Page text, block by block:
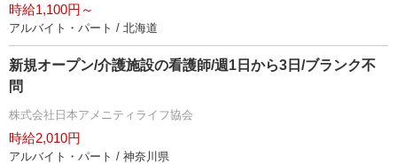
時給1,100円～
アルバイト・パート / 北海道
新規オープン/介護施設の看護師/週1日から3日/ブランク不
問
株式会社日本アメニティライフ協会
時給2,010円
アルバイト・パート / 神奈川県